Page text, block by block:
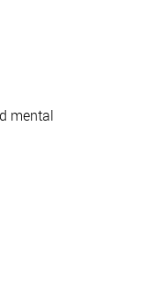
mental